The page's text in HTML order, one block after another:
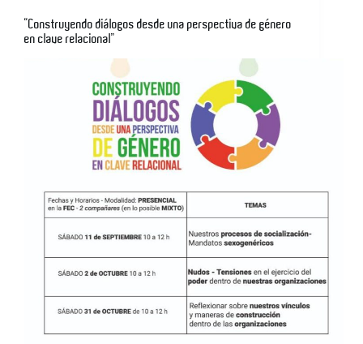
“Construyendo diálogos desde una perspectiva de género
en clave relacional”